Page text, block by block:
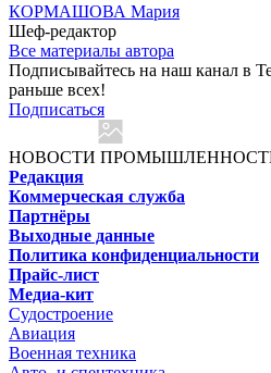
КОРМАШОВА Мария
Шеф-редактор
Все материалы автора
Подписывайтесь на наш канал в
раньше всех!
Подписаться
НОВОСТИ
Редакция
Коммерческая служба
Партнёры
Выходные данные
Политика конфиденциальности
Прайс-лист
Медиа-кит
Судостроение
Авиация
Военная техника